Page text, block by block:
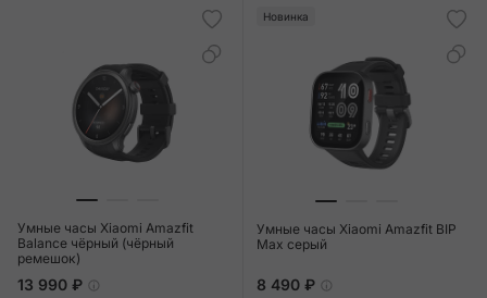
Умные часы Xiaomi Amazfit
Balance чёрный (чёрный
ремешок)
13 990 ₽
Новинка
Умные часы Xiaomi Amazfit BIP
Max серый
8 490 ₽